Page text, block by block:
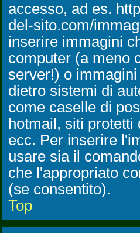
accesso, ad es.
del-sito.com/
inserire immagini
computer (a meno
server!) o
dietro sistemi di
come caselle di
hotmail, siti protetti
ecc. Per inserire
usare sia il
che l'appropriato
(se consentito).
Top